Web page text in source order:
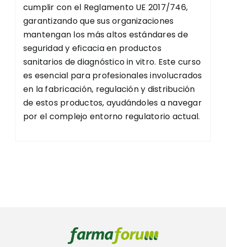
cumplir con el Reglamento UE 2017/746,
garantizando que sus organizaciones
mantengan los más altos estándares de
seguridad y eficacia en productos
sanitarios de diagnóstico in vitro. Este curso
es esencial para profesionales involucrados
en la fabricación, regulación y distribución
de estos productos, ayudándoles a navegar
por el complejo entorno regulatorio actual.